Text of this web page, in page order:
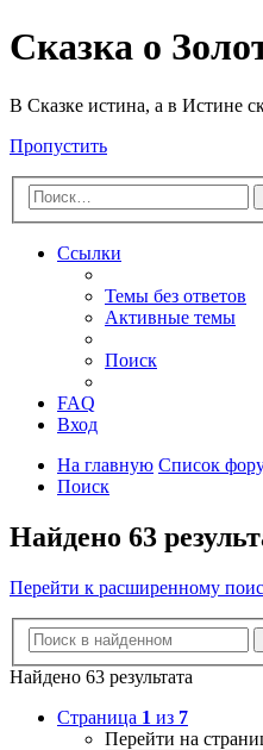
Сказка о
В Сказке истина, а в Истине
Пропустить
Ссылки
Темы без ответов
Активные темы
Поиск
FAQ
Вход
На главную Список
Поиск
Найдено 63
Перейти к расширенному
Найдено 63 результата
Страница 1 из 7
Перейти на